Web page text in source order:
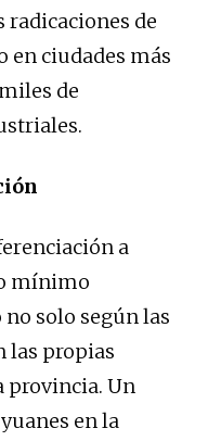
radicaciones de
en ciudades más
de
a
mínimo
solo según las
las propias
provincia. Un
en la